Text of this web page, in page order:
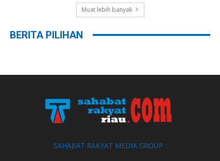
Muat lebih banyak
BERITA PILIHAN
SAHABAT RAKYAT MEDIA GROUP :